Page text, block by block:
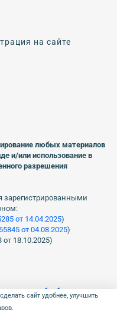
на сайте
любых материалов
и/или использование в
разрешения
от 14.04.2025)
от 04.08.2025)
18.10.2025)
обработку
№ 77-23-150255, Приказ
сайт удобнее, улучшить